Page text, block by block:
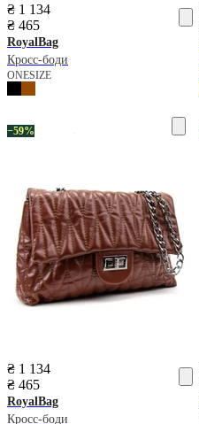
₴ 1 134
₴ 465
RoyalBag
Кросс-боди
ONESIZE
−59%
₴ 1 134
₴ 465
RoyalBag
Кросс-боди